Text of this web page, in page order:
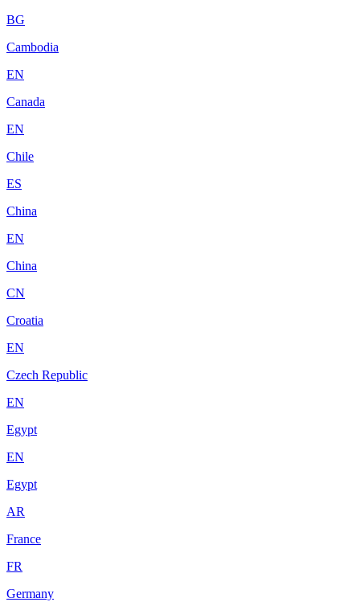
BG
Cambodia
EN
Canada
EN
Chile
ES
China
EN
China
CN
Croatia
EN
Czech Republic
EN
Egypt
EN
Egypt
AR
France
FR
Germany